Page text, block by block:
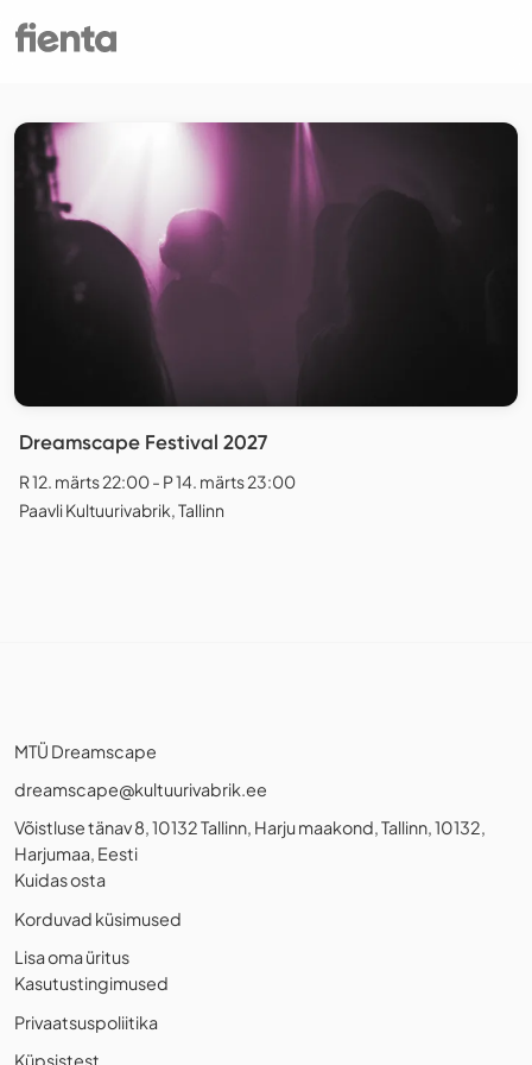
Dreamscape Festival 2027
R 12. märts 22:00 - P 14. märts 23:00
Paavli Kultuurivabrik, Tallinn
MTÜ Dreamscape
dreamscape@kultuurivabrik.ee
Võistluse tänav 8, 10132 Tallinn, Harju maakond, Tallinn, 10132,
Harjumaa, Eesti
Kuidas osta
Korduvad küsimused
Lisa oma üritus
Kasutustingimused
Privaatsuspoliitika
Küpsistest